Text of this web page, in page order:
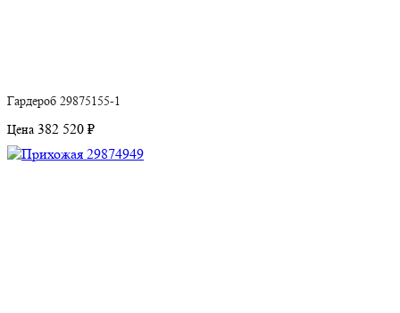
Гардероб 29875155-1
Цена 382 520 ₽